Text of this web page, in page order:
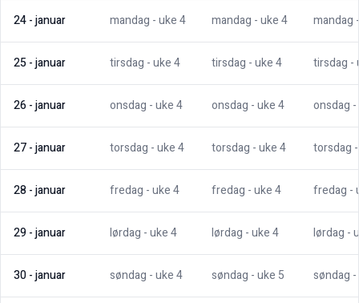
24-januar mandag - uke4 mandag - uke4 mandag
25-januar tirsdag - uke4 tirsdag - uke4 tirsdag -
26-januar onsdag - uke4 onsdag - uke4 onsdag
27-januar torsdag - uke4 torsdag - uke4 torsdag
28-januar fredag - uke4 fredag - uke4 fredag -
29-januar lørdag - uke4 lørdag - uke4 lørdag -
30-januar søndag - uke4 søndag - uke 5 søndag